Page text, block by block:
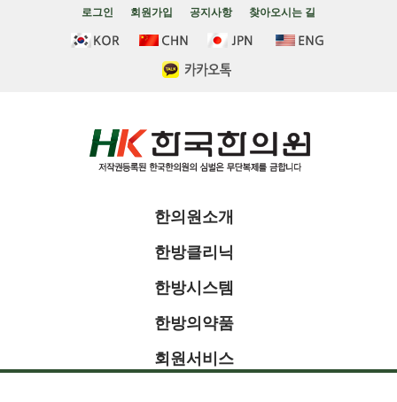
로그인 회원가입 공지사항 찾아오시는 길
한의원소개
한방클리닉
한방시스템
한방의약품
회원서비스